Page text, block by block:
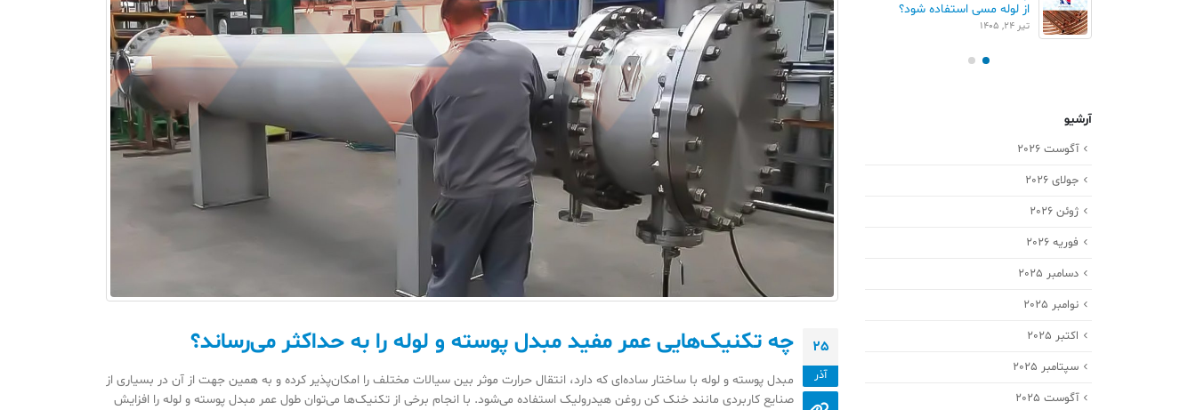
25
آذر
چه تکنیک‌هایی عمر مفید مبدل پوسته و لوله را به حداکثر می‌رساند؟
مبدل پوسته و لوله با ساختار ساده‌ای که دارد، انتقال حرارت موثر بین سیالات مختلف را امکان‌پذیر کرده و به همین جهت از آن در بسیاری از
صنایع کاربردی مانند خنک‌ کن روغن هیدرولیک استفاده می‌شود. با انجام برخی از تکنیک‌ها می‌توان طول عمر مبدل پوسته و لوله را افزایش
از لوله مسی استفاده شود؟
تیر 24, 1405
از لوله مسی استفاده شود؟
تیر 24, 1405
خرداد 25, 1405
آرشیو
آگوست 2026
جولای 2026
ژوئن 2026
فوریه 2026
دسامبر 2025
نوامبر 2025
اکتبر 2025
سپتامبر 2025
آگوست 2025